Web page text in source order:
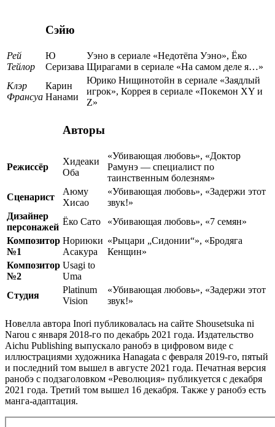
Сэйю
Рей
Тейлор
Ю
Серизава
Уэно в сериале «Недотёпа Уэно», Ёко
Щирагами в сериале «На самом деле я…»
Клэр
Франсуа
Карин
Нанами
Юрико Нищинотойн в сериале «Заядлый
игрок», Коррея в сериале «Покемон XY и
Z»
Авторы
Режиссёр
Хидеаки
Оба
«Убивающая любовь», «Доктор
Рамунэ — специалист по
таинственным болезням»
Сценарист
Аюму
Хисао
«Убивающая любовь», «Задержи этот
звук!»
Дизайнер
персонажей
Ёко Сато
«Убивающая любовь», «7 семян»
Композитор
№1
Нориюки
Асакура
«Рыцари „Сидонии“», «Бродяга
Кенщин»
Композитор
№2
Usagi to
Uma
Студия
Platinum
Vision
«Убивающая любовь», «Задержи этот
звук!»
Новелла автора Inori публиковалась на сайте Shousetsuka ni
Narou с января 2018-го по декабрь 2021 года. Издательство
Aichu Publishing выпускало ранобэ в цифровом виде с
иллюстрациями художника Hanagata с февраля 2019-го, пятый
и последний том вышел в августе 2021 года. Печатная версия
ранобэ с подзаголовком «Революция» публикуется с декабря
2021 года. Третий том вышел 16 декабря. Также у ранобэ есть
манга-адаптация.